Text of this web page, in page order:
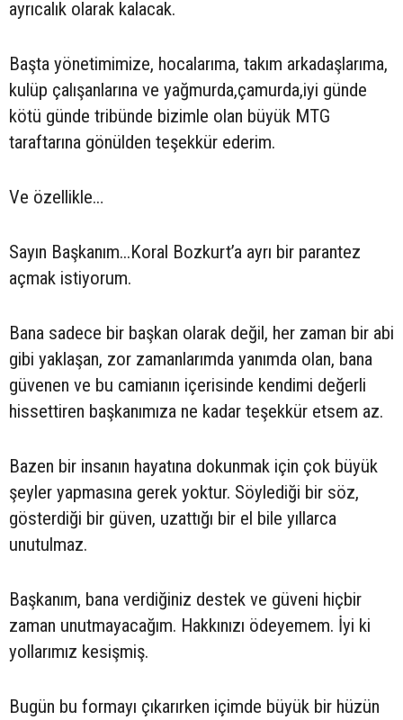
ayrıcalık olarak kalacak.
Başta yönetimimize, hocalarıma, takım arkadaşlarıma,
kulüp çalışanlarına ve yağmurda,çamurda,iyi günde
kötü günde tribünde bizimle olan büyük MTG
taraftarına gönülden teşekkür ederim.
Ve özellikle…
Sayın Başkanım...Koral Bozkurt’a ayrı bir parantez
açmak istiyorum.
Bana sadece bir başkan olarak değil, her zaman bir abi
gibi yaklaşan, zor zamanlarımda yanımda olan, bana
güvenen ve bu camianın içerisinde kendimi değerli
hissettiren başkanımıza ne kadar teşekkür etsem az.
Bazen bir insanın hayatına dokunmak için çok büyük
şeyler yapmasına gerek yoktur. Söylediği bir söz,
gösterdiği bir güven, uzattığı bir el bile yıllarca
unutulmaz.
Başkanım, bana verdiğiniz destek ve güveni hiçbir
zaman unutmayacağım. Hakkınızı ödeyemem. İyi ki
yollarımız kesişmiş.
Bugün bu formayı çıkarırken içimde büyük bir hüzün